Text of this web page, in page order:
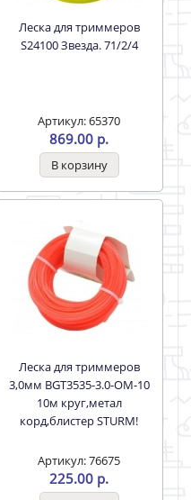
S24100 Звезда. 71/2/4
869.00 р.
3,0мм BGT3535-3.0-OM-10